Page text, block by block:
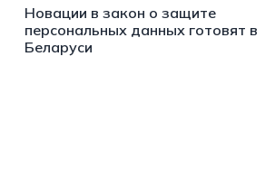
Новации в закон о защите
персональных данных готовят в
Беларуси